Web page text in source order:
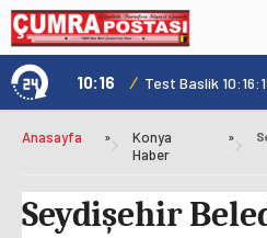
10:16 / Test Baslik
Anasayfa »
Konya
Haber
»
Seydişehir